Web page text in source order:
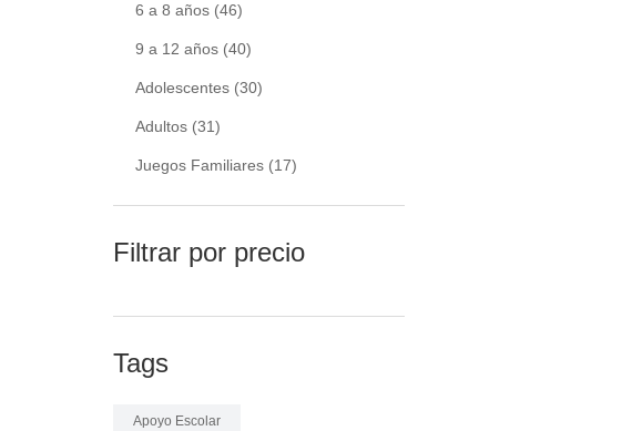
6 a 8 años (46)
9 a 12 años (40)
Adolescentes (30)
Adultos (31)
Juegos Familiares (17)
Filtrar por precio
Tags
Apoyo Escolar